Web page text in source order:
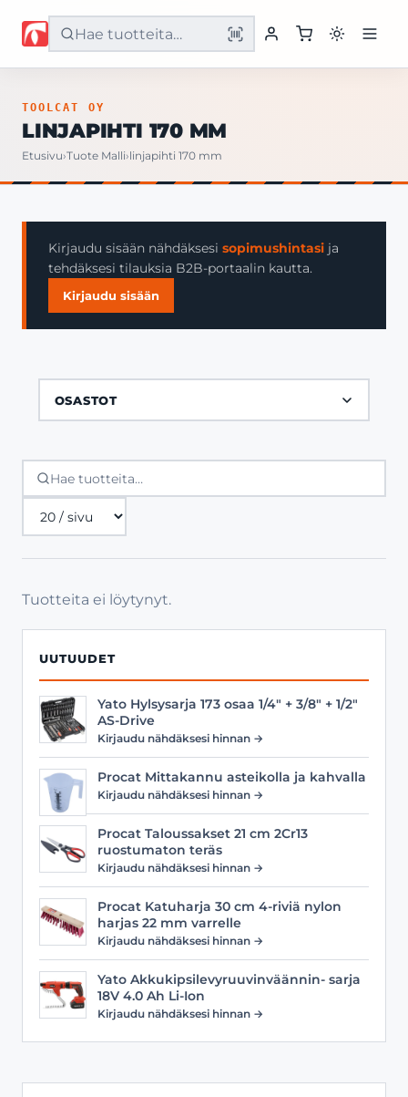
Etusivu
Yritys
Yhteystiedot
TOOLCAT OY
LINJAPIHTI 170 MM
Etusivu›Tuote Malli› linjapihti 170 mm
Kirjaudu sisään nähdäksesi sopimushintasi ja
tehdäksesi tilauksia B2B-portaalin kautta.
Kirjaudu sisään
OSASTOT
UUTUUDET
Yato Hylsysarja 173 osaa 1/4" + 3/8" + 1/2"
AS-Drive
Kirjaudu nähdäksesi hinnan →
Procat Mittakannu asteikolla ja kahvalla
Kirjaudu nähdäksesi hinnan →
Procat Taloussakset 21 cm 2Cr13
ruostumaton teräs
Kirjaudu nähdäksesi hinnan →
Procat Katuharja 30 cm 4-riviä nylon
harjas 22 mm varrelle
Kirjaudu nähdäksesi hinnan →
Yato Akkukipsilevyruuvinväännin- sarja
18V 4.0 Ah Li-Ion
Kirjaudu nähdäksesi hinnan →
Tuotteita
sivulla
Tuotteita ei löytynyt.